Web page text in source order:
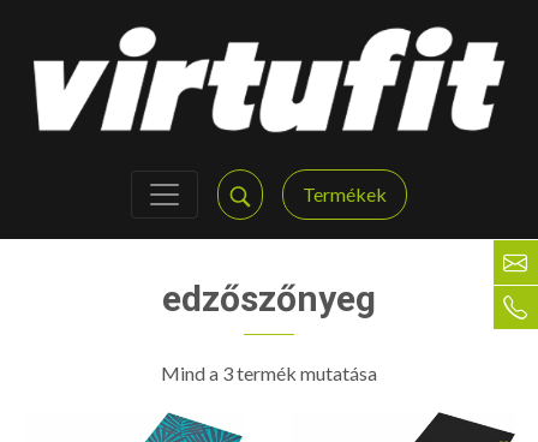
Termékek
edzőszőnyeg
Mind a 3 termék mutatása